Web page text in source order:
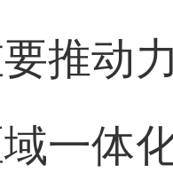
推动
一体